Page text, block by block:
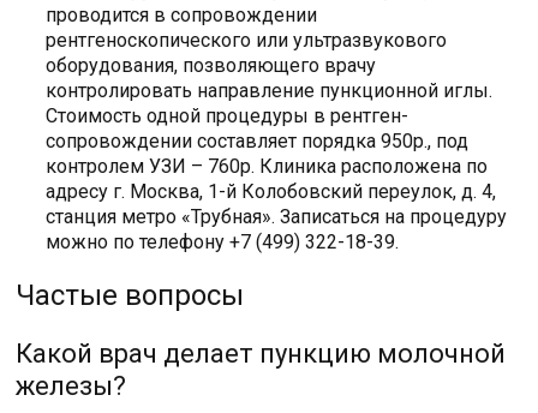
проводится в сопровождении
рентгеноскопического или ультразвукового
оборудования, позволяющего врачу
контролировать направление пункционной иглы.
Стоимость одной процедуры в рентген-
сопровождении составляет порядка 950р., под
контролем УЗИ – 760р. Клиника расположена по
адресу г. Москва, 1-й Колобовский переулок, д. 4,
станция метро «Трубная». Записаться на процедуру
можно по телефону +7 (499) 322-18-39.
Частые вопросы
Какой врач делает пункцию молочной
железы?